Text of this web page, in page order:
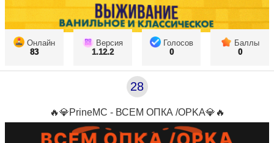
Онлайн
83
Версия
1.12.2
Голосов
0
Баллы
0
28
🔥💎PrineMC - ВСЕМ ОПКА /OPKA💎🔥